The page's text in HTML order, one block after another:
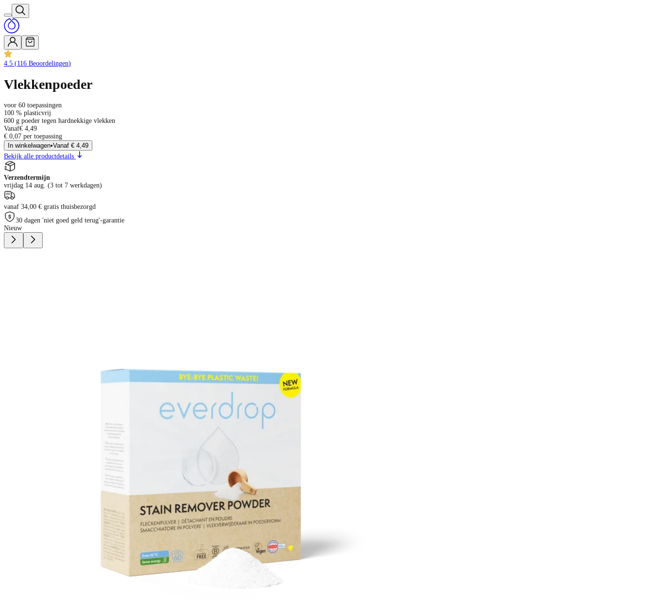
4.5 (116 Beoordelingen)
Vlekkenpoeder
voor 60 toepassingen
100 % plasticvrij
600 g poeder tegen hardnekkige vlekken
Vanaf€ 4,49
€ 0,07 per toepassing
In winkelwagen•Vanaf € 4,49
Bekijk alle productdetails
Verzendtermijn
vrijdag 14 aug. (3 tot 7 werkdagen)
vanaf 34,00 € gratis thuisbezorgd
30 dagen 'niet goed geld terug'-garantie
Nieuw